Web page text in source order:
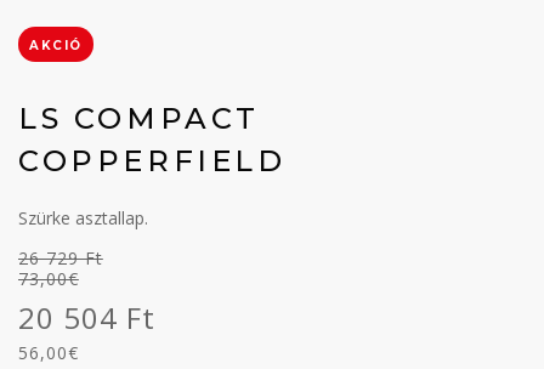
AKCIÓ
LS COMPACT
COPPERFIELD
Szürke asztallap.
20 504 Ft
56,00€
26 729 Ft
73,00€